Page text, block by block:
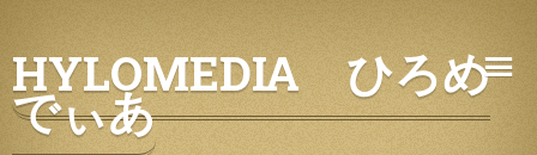
to
content
HYLOMEDIA ひろめ
でぃあ